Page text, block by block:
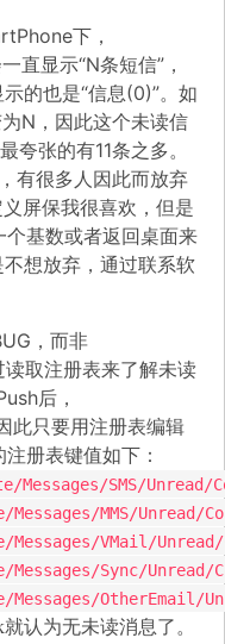
下，
直显示“N条短信”，
的也是“信息(0)”。如
N，因此这个未读信
夸张的有11条之多。
有很多人因此而放弃
屏保我很喜欢，但是
基数或者返回桌面来
想放弃，通过联系软
，而非
取注册表来了解未读
后，
此只要用注册表编辑
册表键值如下：
Messages/SMS/Unread/
Messages/MMS/Unread/
Messages/VMail/
Messages/Sync/Unread/
Messages/OtherEmail/
认为无未读消息了。